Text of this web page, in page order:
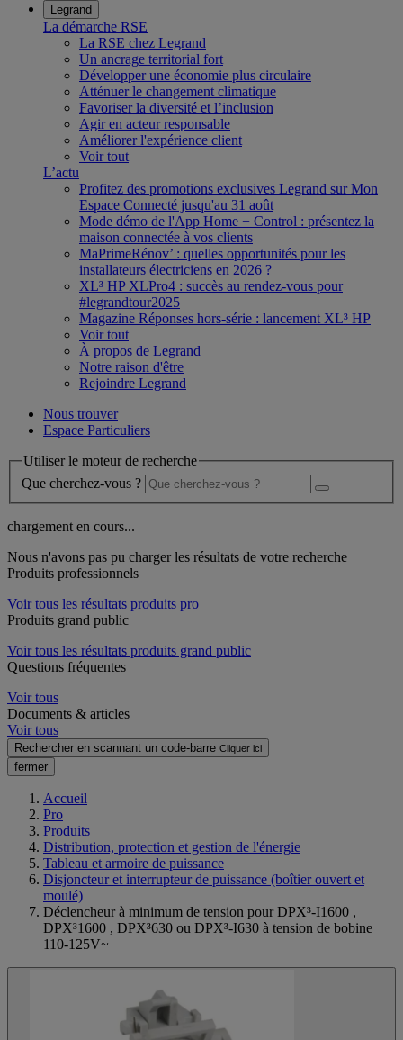
Legrand
La démarche RSE
La RSE chez Legrand
Un ancrage territorial fort
Développer une économie plus circulaire
Atténuer le changement climatique
Favoriser la diversité et l’inclusion
Agir en acteur responsable
Améliorer l'expérience client
Voir tout
L’actu
Profitez des promotions exclusives Legrand sur Mon
Espace Connecté jusqu'au 31 août
Mode démo de l'App Home + Control : présentez la
maison connectée à vos clients
MaPrimeRénov’ : quelles opportunités pour les
installateurs électriciens en 2026 ?
XL³ HP XLPro4 : succès au rendez-vous pour
#legrandtour2025
Magazine Réponses hors-série : lancement XL³ HP
Voir tout
À propos de Legrand
Notre raison d'être
Rejoindre Legrand
Nous trouver
Espace Particuliers
Utiliser le moteur de recherche
Que cherchez-vous ?
chargement en cours...
Nous n'avons pas pu charger les résultats de votre recherche
Produits professionnels
Voir tous les résultats produits pro
Produits grand public
Voir tous les résultats produits grand public
Questions fréquentes
Voir tous
Documents & articles
Voir tous
Rechercher en scannant un code-barre Cliquer ici
fermer
Accueil
Pro
Produits
Distribution, protection et gestion de l'énergie
Tableau et armoire de puissance
Disjoncteur et interrupteur de puissance (boîtier ouvert et
moulé)
Déclencheur à minimum de tension pour DPX³-I1600 ,
DPX³1600 , DPX³630 ou DPX³-I630 à tension de bobine
110-125V~